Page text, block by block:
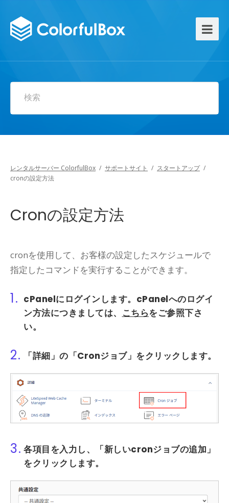
検索
レンタルサーバー ColorfulBox / サポートサイト / スタートアップ /
cronの設定方法
Cronの設定方法
cronを使用して、お客様の設定したスケジュールで
指定したコマンドを実行することができます。
1. cPanelにログインします。 cPanelへのログイ
ン方法につきましては、 こちらをご参照下さ
い。
2. 「詳細」 の 「Cronジョブ」 をクリックします。
3. 各項目を入力し、
「新しいcronジョブの追加」
をクリックします。